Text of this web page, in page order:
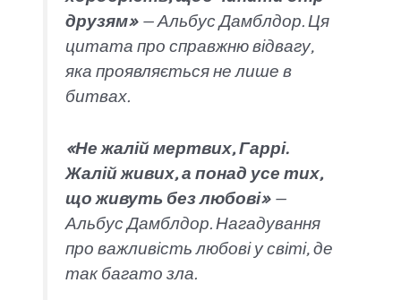
друзям»— Альбус Дамблдор. Ця
цитата про справжню відвагу,
яка проявляється не лише в
битвах.
«Не жалій мертвих, Гаррі.
Жалій живих, а понад усе тих,
що живуть без любові»—
Альбус Дамблдор. Нагадування
про важливість любові у світі, де
так багато зла.